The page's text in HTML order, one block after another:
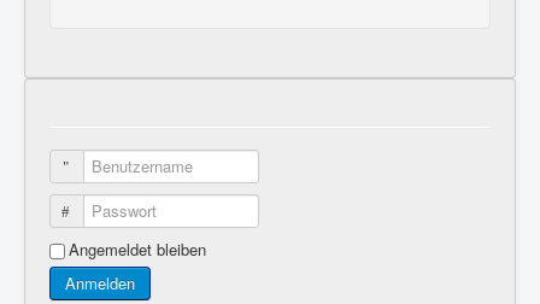
Benutzername
Passwort
Angemeldet bleiben
Anmelden